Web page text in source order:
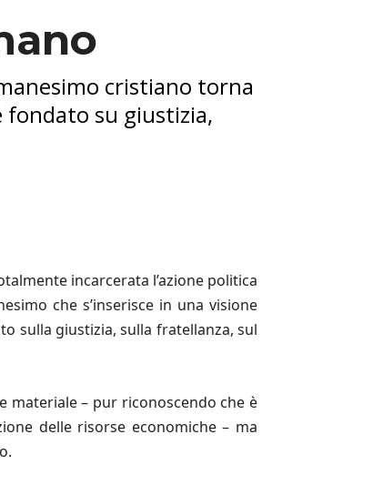
cristiano torna
fondato su giustizia,
incarcerata l’azione politica
che s’inserisce in una visione
sulla giustizia, sulla fratellanza, sul
materiale – pur riconoscendo che è
delle risorse economiche – ma